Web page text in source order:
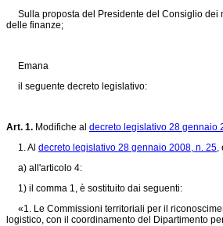
Sulla proposta del Presidente del Consiglio dei
delle finanze;
Emana
il seguente decreto legislativo:
Art. 1. Modifiche al decreto legislativo 28 gennaio
1. Al decreto legislativo 28 gennaio 2008, n. 25,
a) all'articolo 4:
1) il comma 1, è sostituito dai seguenti:
«1. Le Commissioni territoriali per il
logistico, con il coordinamento del Dipartimento